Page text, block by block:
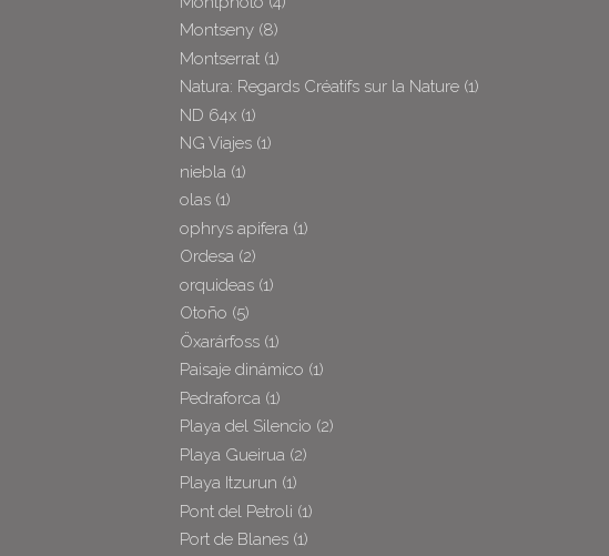
Montseny (8)
Montserrat (1)
Natura: Regards Créatifs sur la Nature (1)
ND 64x (1)
NG Viajes (1)
niebla (1)
olas (1)
ophrys apifera (1)
Ordesa (2)
orquideas (1)
Otoño (5)
Öxarárfoss (1)
Paisaje dinámico (1)
Pedraforca (1)
Playa del Silencio (2)
Playa Gueirua (2)
Playa Itzurun (1)
Pont del Petroli (1)
Port de Blanes (1)